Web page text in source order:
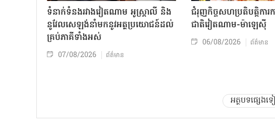
ទំនាក់ទំនងរវាងវៀតណាម អូស្ត្រាលី និង
នូវែលសេឡង់នាំមកនូវអត្ថប្រយោជន៍ដល់
គ្រប់ភាគីទាំងអស់
07/08/2026 ព័ត៌មាន
ជំរុញកិច្ចសហប្រតិបត្តិការក
ជាតិវៀតណាម-ម៉ាឡេស៊ី
06/08/2026 ព័ត៌មាន
អត្ថបទផ្សេងទ